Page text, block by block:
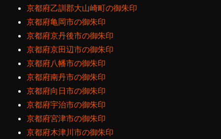
京都府乙訓郡大山崎町の御朱印
京都府亀岡市の御朱印
京都府京丹後市の御朱印
京都府京田辺市の御朱印
京都府八幡市の御朱印
京都府南丹市の御朱印
京都府向日市の御朱印
京都府宇治市の御朱印
京都府宮津市の御朱印
京都府木津川市の御朱印